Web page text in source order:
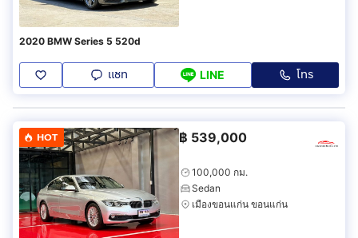
2020 BMW Series 5 520d
แชท LINE โทร
HOT ฿ 539,000
100,000 กม.
Sedan
เมืองขอนแก่น ขอนแก่น